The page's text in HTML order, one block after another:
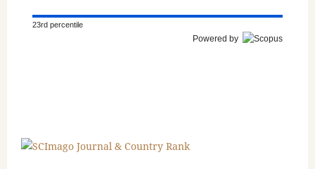
23rd percentile
Powered by